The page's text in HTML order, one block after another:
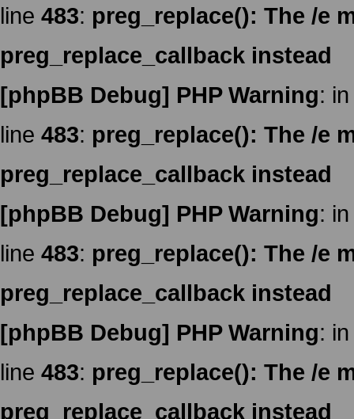
line 483: preg_replace(): The /e
preg_replace_callback instead
[phpBB Debug] PHP Warning:
line 483: preg_replace(): The /e
preg_replace_callback instead
[phpBB Debug] PHP Warning:
line 483: preg_replace(): The /e
preg_replace_callback instead
[phpBB Debug] PHP Warning:
line 483: preg_replace(): The /e
preg_replace_callback instead